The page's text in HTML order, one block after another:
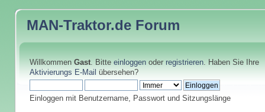
MAN-Traktor.de Forum
Willkommen Gast. Bitte einloggenoder registrieren. Haben Sie Ihre
Aktivierungs E-Mail übersehen?
Einloggen mit Benutzername, Passwort und Sitzungslänge